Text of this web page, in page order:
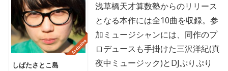
しばたさとこ島
浅草橋天才算数塾からのリリース
となる本作には全10曲を収録。参
加ミュージシャンには、同作のプ
ロデュースも手掛けた三沢洋紀(真
夜中ミュージック)とDJぷりぷり